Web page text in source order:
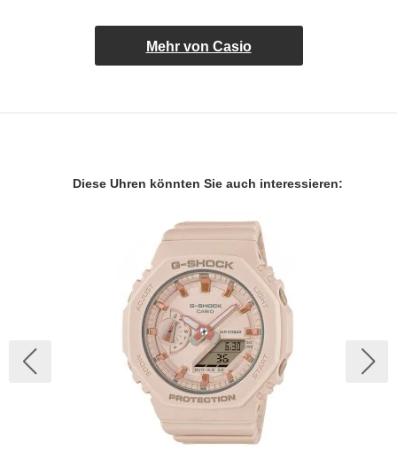
Mehr von Casio
Diese Uhren könnten Sie auch interessieren: